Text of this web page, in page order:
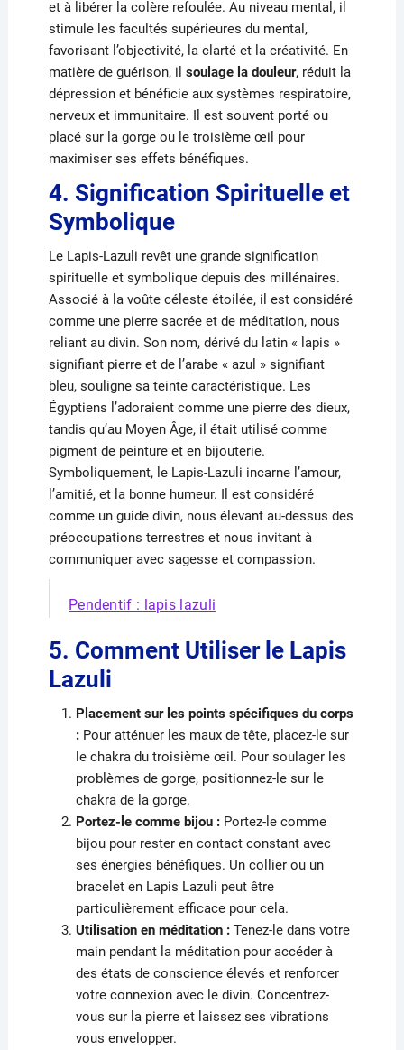
et à libérer la colère refoulée. Au niveau mental, il
stimule les facultés supérieures du mental,
favorisant l’objectivité, la clarté et la créativité. En
matière de guérison, il soulage la douleur, réduit la
dépression et bénéficie aux systèmes respiratoire,
nerveux et immunitaire. Il est souvent porté ou
placé sur la gorge ou le troisième œil pour
maximiser ses effets bénéfiques.
4. Signification Spirituelle et
Symbolique
Le Lapis-Lazuli revêt une grande signification
spirituelle et symbolique depuis des millénaires.
Associé à la voûte céleste étoilée, il est considéré
comme une pierre sacrée et de méditation, nous
reliant au divin. Son nom, dérivé du latin « lapis »
signifiant pierre et de l’arabe « azul » signifiant
bleu, souligne sa teinte caractéristique. Les
Égyptiens l’adoraient comme une pierre des dieux,
tandis qu’au Moyen Âge, il était utilisé comme
pigment de peinture et en bijouterie.
Symboliquement, le Lapis-Lazuli incarne l’amour,
l’amitié, et la bonne humeur. Il est considéré
comme un guide divin, nous élevant au-dessus des
préoccupations terrestres et nous invitant à
communiquer avec sagesse et compassion.
Pendentif : lapis lazuli
5. Comment Utiliser le Lapis
Lazuli
Placement sur les points spécifiques du corps
:Pour atténuer les maux de tête, placez-le sur
le chakra du troisième œil. Pour soulager les
problèmes de gorge, positionnez-le sur le
chakra de la gorge.
Portez-le comme bijou :Portez-le comme
bijou pour rester en contact constant avec
ses énergies bénéfiques. Un collier ou un
bracelet en Lapis Lazuli peut être
particulièrement efficace pour cela.
Utilisation en méditation :Tenez-le dans votre
main pendant la méditation pour accéder à
des états de conscience élevés et renforcer
votre connexion avec le divin. Concentrez-
vous sur la pierre et laissez ses vibrations
vous envelopper.